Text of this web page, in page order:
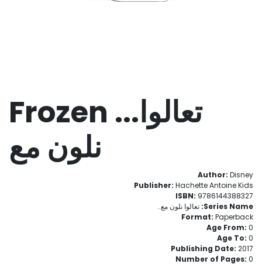
Frozen ...تعالوا
نلون مع
Author: Disney
Publisher: Hachette Antoine Kids
ISBN: 9786144388327
Series Name: تعالوا نلون مع..
Format: Paperback
Age From: 0
Age To: 0
Publishing Date: 2017
Number of Pages: 0